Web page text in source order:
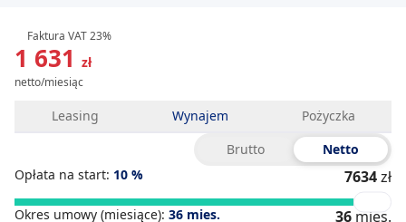
1 631 zł
netto/miesiąc
Faktura VAT 23%
Leasing Wynajem
Pożyczka
Brutto
Netto
Opłata na start: 10 % 7634zł
Okres umowy (miesiące): 36 mies. 36 mies.